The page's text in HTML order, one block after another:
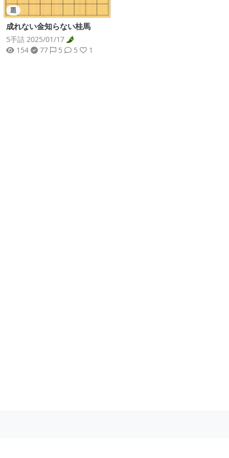
題
成れない金知らない桂馬
5手詰 2025/01/17
154
77 5 5 1